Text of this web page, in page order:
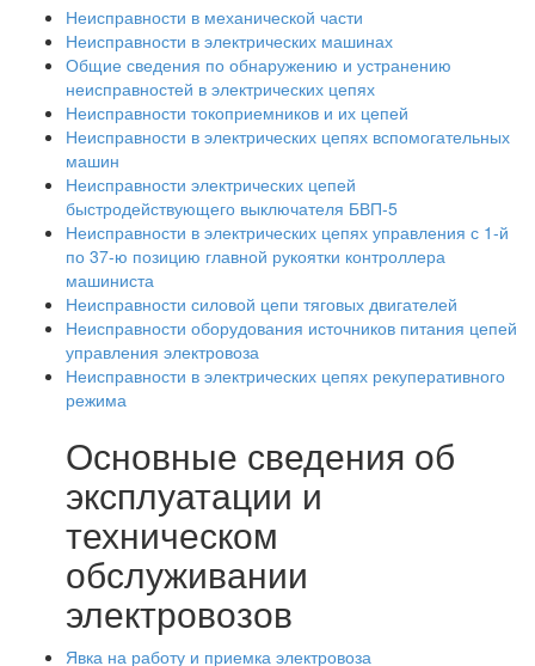
Неисправности в механической части
Неисправности в электрических машинах
Общие сведения по обнаружению и устранению
неисправностей в электрических цепях
Неисправности токоприемников и их цепей
Неисправности в электрических цепях вспомогательных
машин
Неисправности электрических цепей
быстродействующего выключателя БВП-5
Неисправности в электрических цепях управления с 1-й
по 37-ю позицию главной рукоятки контроллера
машиниста
Неисправности силовой цепи тяговых двигателей
Неисправности оборудования источников питания цепей
управления электровоза
Неисправности в электрических цепях рекуперативного
режима
Основные сведения об
эксплуатации и
техническом
обслуживании
электровозов
Явка на работу и приемка электровоза